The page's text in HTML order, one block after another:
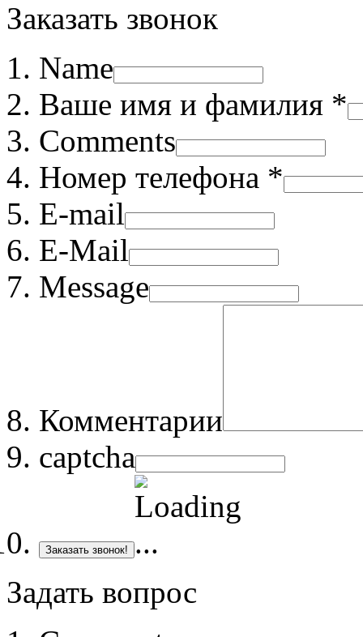
Заказать звонок
Name
Ваше имя и фамилия *
Comments
Номер телефона *
E-mail
E-Mail
Message
Комментарии
captcha
Заказать звонок!
Задать вопрос